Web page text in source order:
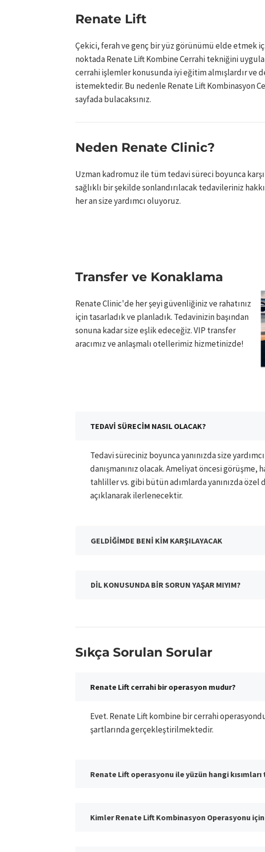
Renate Lift
Çekici, ferah ve genç bir yüz görünümü elde
noktada Renate Lift Kombine Cerrahi tekniğini
cerrahi işlemler konusunda iyi eğitim almışlardır ve
istemektedir. Bu nedenle Renate Lift Kombinasyon
sayfada bulacaksınız.
Neden Renate Clinic?
Uzman kadromuz ile tüm tedavi süreci boyunca
sağlıklı bir şekilde sonlandırılacak tedavileriniz
her an size yardımcı oluyoruz.
Transfer ve Konaklama ​
Renate Clinic'de her şeyi güvenliğiniz ve rahatınız
için tasarladık ve planladık. Tedavinizin başından
sonuna kadar size eşlik edeceğiz. VIP transfer
aracımız ve anlaşmalı otellerimiz hizmetinizde! ​
TEDAVİ SÜRECİM NASIL OLACAK?
Tedavi süreciniz boyunca yanınızda size
danışmanınız olacak. Ameliyat öncesi görüşme,
tahliller vs. gibi bütün adımlarda yanınızda özel
açıklanarak ilerlenecektir.
GELDİĞİMDE BENİ KİM KARŞILAYACAK
DİL KONUSUNDA BİR SORUN YAŞAR MIYIM?
Sıkça Sorulan Sorular
Renate Lift cerrahi bir operasyon mudur?
Evet. Renate Lift kombine bir cerrahi
şartlarında gerçekleştirilmektedir.
Renate Lift operasyonu ile yüzün hangi
Kimler Renate Lift Kombinasyon Operasyonu için